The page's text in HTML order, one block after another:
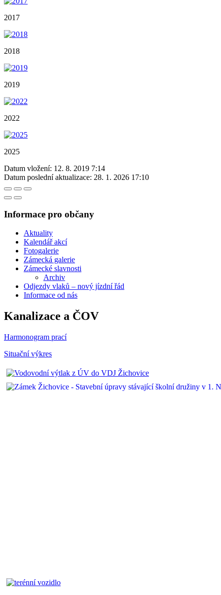
2017
2018
2019
2022
2025
Datum vložení: 12. 8. 2019 7:14
Datum poslední aktualizace: 28. 1. 2026 17:10
Informace pro občany
Aktuality
Kalendář akcí
Fotogalerie
Zámecká galerie
Zámecké slavnosti
Archiv
Odjezdy vlaků – nový jízdní řád
Informace od nás
Kanalizace a ČOV
Harmonogram prací
Situační výkres